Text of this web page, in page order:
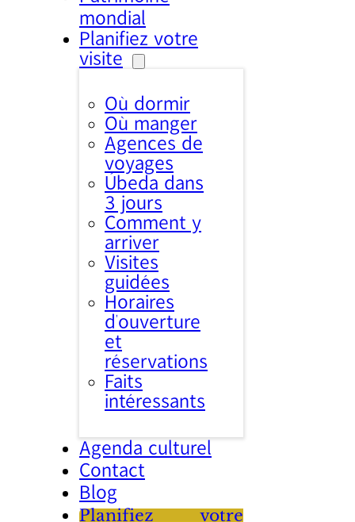
mondial
Planifiez votre
visite
Où dormir
Où manger
Agences de
voyages
Úbeda dans
3 jours
Comment y
arriver
Visites
guidées
Horaires
d’ouverture
et
réservations
Faits
intéressants
Agenda culturel
Contact
Blog
Planifiez votre